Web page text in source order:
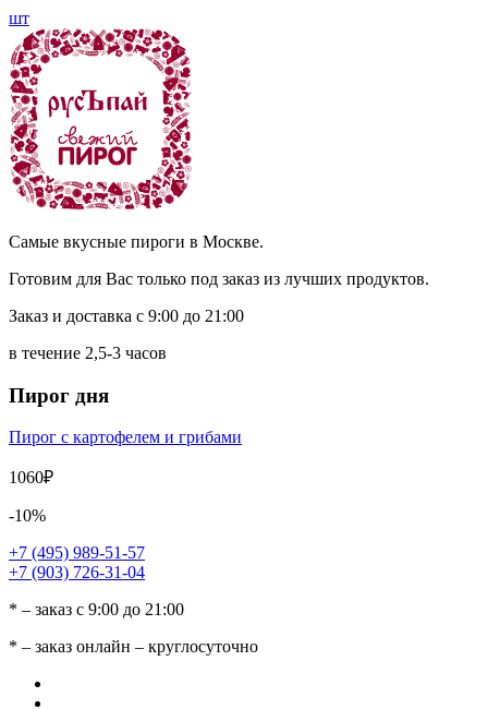
шт
Самые вкусные пироги в Москве.
Готовим для Вас только под заказ из лучших продуктов.
Заказ и доставка с 9:00 до 21:00
в течение 2,5-3 часов
Пирог дня
Пирог с картофелем и грибами
1060₽
-10%
+7 (495) 989-51-57
+7 (903) 726-31-04
* – заказ с 9:00 до 21:00
* – заказ онлайн – круглосуточно